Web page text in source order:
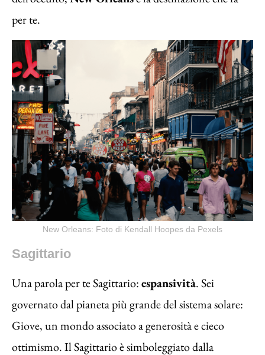
per te.
New Orleans: Foto di Kendall Hoopes da Pexels
Sagittario
Una parola per te Sagittario:espansività. Sei
governato dal pianeta più grande del sistema solare:
Giove, un mondo associato a generosità e cieco
ottimismo. Il Sagittario è simboleggiato dalla